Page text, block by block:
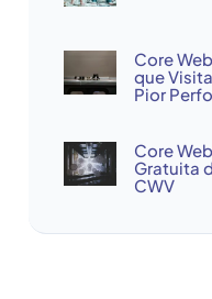
Core
que
Pior
Core
Gratuita
CWV